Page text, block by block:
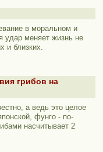
в моральном и
удар меняет жизнь не
и близких.
грибов на
а ведь это целое
фунго - по-
насчитывает 2